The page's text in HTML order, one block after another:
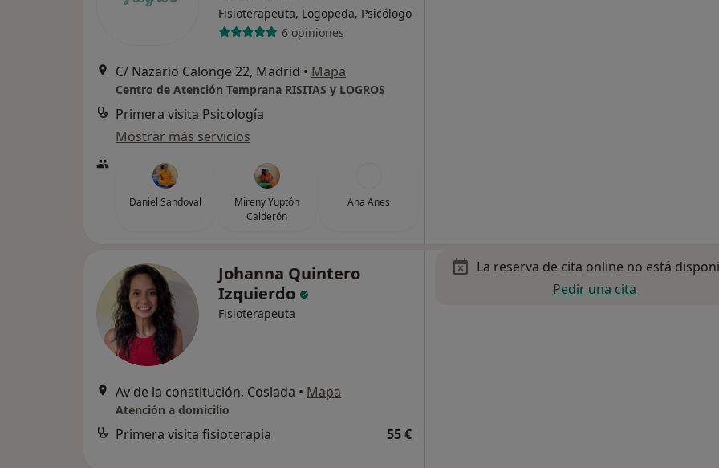
Fisioterapeuta, Logopeda, Psicólogo
6 opiniones
C/ Nazario Calonge 22, Madrid • Mapa
Centro de Atención Temprana RISITAS y LOGROS
Primera visita Psicología
Mostrar más servicios
Daniel Sandoval
Mireny Yuptón
Calderón
Ana Anes
Johanna Quintero
Izquierdo
Fisioterapeuta
Av de la constitución, Coslada • Mapa
Atención a domicilio
Primera visita fisioterapia 55 €
La reserva de cita online no está
Pedir una cita